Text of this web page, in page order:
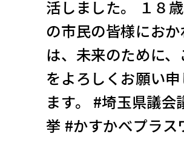
活しました。 １８
の市民の皆様におか
は、未来のために
をよろしくお願い
ます。 #埼玉県議会
挙 #かすかべプラス